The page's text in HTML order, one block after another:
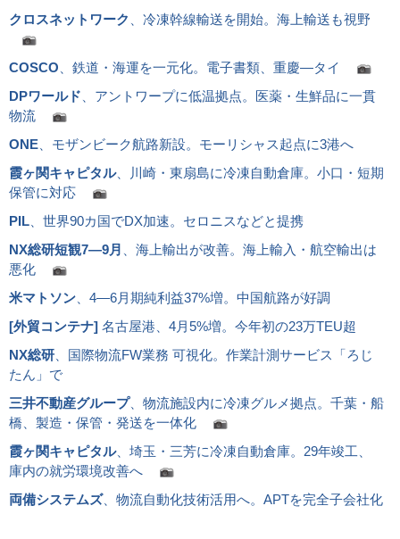
クロスネットワーク
、冷凍幹線輸送を開始。海上輸送も視野
COSCO 、鉄道・海運を一元化。電子書類、重慶―タイ
DPワールド 、アントワープに低温拠点。医薬・生鮮品に一貫
物流
ONE 、モザンビーク航路新設。モーリシャス起点に3港へ
霞ヶ関キャピタル、川崎・東扇島に冷凍自動倉庫。小口・短期
保管に対応
PIL 、世界90カ国でDX加速。セロニスなどと提携
NX総研短観7―9月
、海上輸出が改善。海上輸入・航空輸出は
悪化
米マトソン 、4―6月期純利益37%増。中国航路が好調
[外貿コンテナ] 名古屋港、4月5%増。今年初の23万TEU超
NX総研 、国際物流FW業務 可視化。作業計測サービス「ろじ
たん」で
三井不動産グループ、物流施設内に冷凍グルメ拠点。千葉・船
橋、製造・保管・発送を一体化
霞ヶ関キャピタル、埼玉・三芳に冷凍自動倉庫。29年竣工、
庫内の就労環境改善へ
両備システムズ、物流自動化技術活用へ。APTを完全子会社化